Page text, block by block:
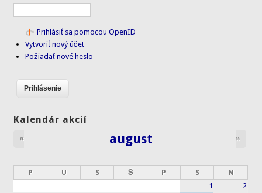
Prihlásiť sa pomocou OpenID
Vytvoriť nový účet
Požiadať nové heslo
Kalendár akcií
august
« »
P U S Š P S
N
1
2